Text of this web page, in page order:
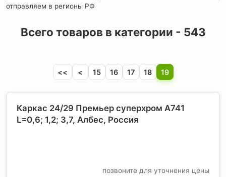
отправляем в регионы РФ
Всего товаров в категории - 543
<< < 15 16 17 18 19
Каркас 24/29 Премьер суперхром А741
L=0,6; 1,2; 3,7, Албес, Россия
позвоните для уточнения цены